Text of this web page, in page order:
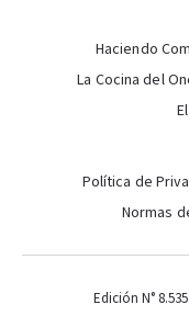
Haciendo
La Cocina del
Política de
Normas
Edición N°